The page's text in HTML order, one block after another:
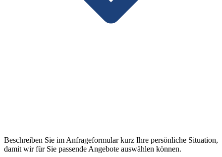
Beschreiben Sie im Anfrageformular kurz Ihre persönliche Situation,
damit wir für Sie passende Angebote auswählen können.